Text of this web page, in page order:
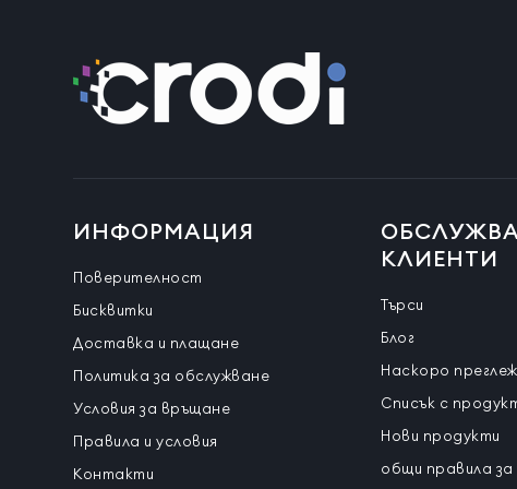
ИНФОРМАЦИЯ
Поверителност
Бисквитки
Доставка и плащане
Политика за обслужване
Условия за връщане
Правила и условия
Контакти
КЛИЕНТИ
Търси
Блог
Наскоро
Списък с
Нови продукти
общи правила